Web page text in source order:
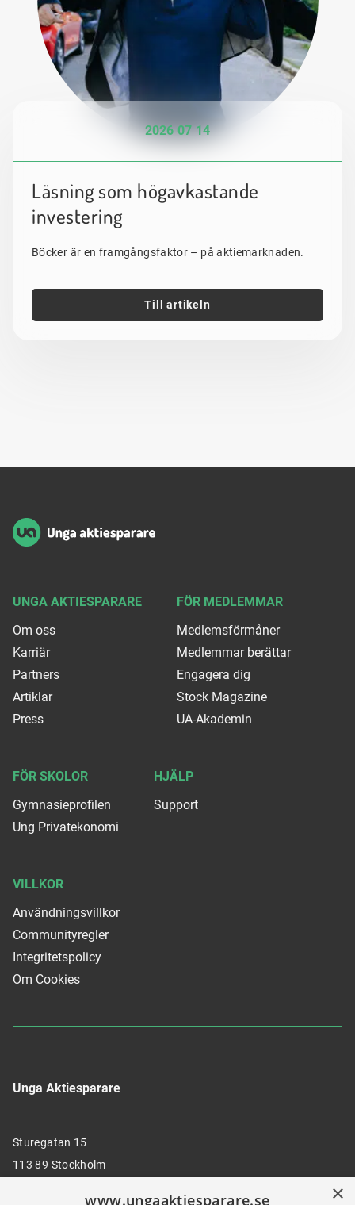
2026 07 14
Läsning som högavkastande
investering
Böcker är en framgångsfaktor – på aktiemarknaden.
Till artikeln
Unga Aktiesparare
Sturegatan 15
113 89 Stockholm
UNGA AKTIESPARARE
Om oss
Karriär
Partners
Artiklar
Press
FÖR MEDLEMMAR
Medlemsförmåner
Medlemmar berättar
Engagera dig
Stock Magazine
UA-Akademin
FÖR SKOLOR
Gymnasieprofilen
Ung Privatekonomi
HJÄLP
Support
VILLKOR
Användningsvillkor
Communityregler
Integritetspolicy
Om Cookies
×
www.ungaaktiesparare.se